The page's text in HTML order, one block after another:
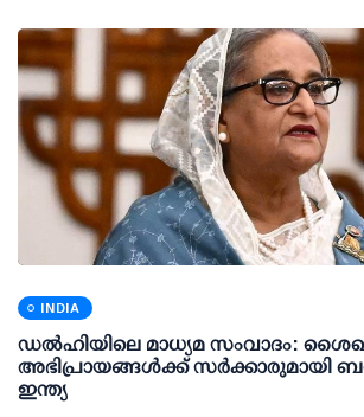
INDIA
ഡല്‍ഹിയിലെ മാധ്യമ സംവാദം:
അഭിപ്രായങ്ങള്‍ക്ക് സര്‍ക്കാരുമായി
ഇന്ത്യ